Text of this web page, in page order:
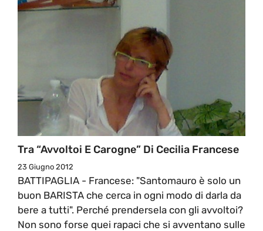
Tra “Avvoltoi E Carogne” Di Cecilia Francese
23 Giugno 2012
BATTIPAGLIA - Francese: "Santomauro è solo un
buon BARISTA che cerca in ogni modo di darla da
bere a tutti". Perché prendersela con gli avvoltoi?
Non sono forse quei rapaci che si avventano sulle